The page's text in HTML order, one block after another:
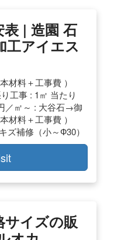
表 | 造園 石
工アイエス
材料＋工事費 ）
工事 : 1㎡ 当たり
／㎡～ : 大谷石→御
材料＋工事費 ）
ズ補修（小～Ф30）
サイズの販